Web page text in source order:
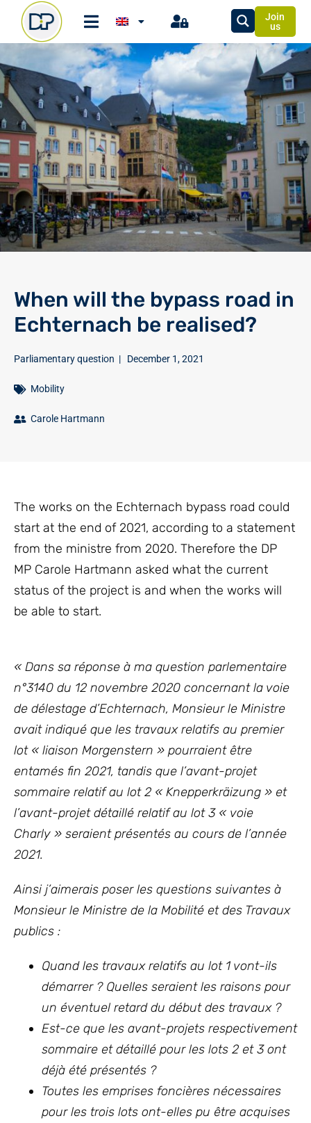
Join
us
When will the bypass road in
Echternach be realised?
Parliamentary question | December 1, 2021
Mobility
Carole Hartmann
The works on the Echternach bypass road could
start at the end of 2021, according to a statement
from the ministre from 2020. Therefore the DP
MP Carole Hartmann asked what the current
status of the project is and when the works will
be able to start.
« Dans sa réponse à ma question parlementaire
n°3140 du 12 novembre 2020 concernant la voie
de délestage d’Echternach, Monsieur le Ministre
avait indiqué que les travaux relatifs au premier
lot « liaison Morgenstern » pourraient être
entamés fin 2021, tandis que l’avant-projet
sommaire relatif au lot 2 « Knepperkräizung » et
l’avant-projet détaillé relatif au lot 3 « voie
Charly » seraient présentés au cours de l’année
2021.
Ainsi j’aimerais poser les questions suivantes à
Monsieur le Ministre de la Mobilité et des Travaux
publics :
Quand les travaux relatifs au lot 1 vont-ils
démarrer ? Quelles seraient les raisons pour
un éventuel retard du début des travaux ?
Est-ce que les avant-projets respectivement
sommaire et détaillé pour les lots 2 et 3 ont
déjà été présentés ?
Toutes les emprises foncières nécessaires
pour les trois lots ont-elles pu être acquises